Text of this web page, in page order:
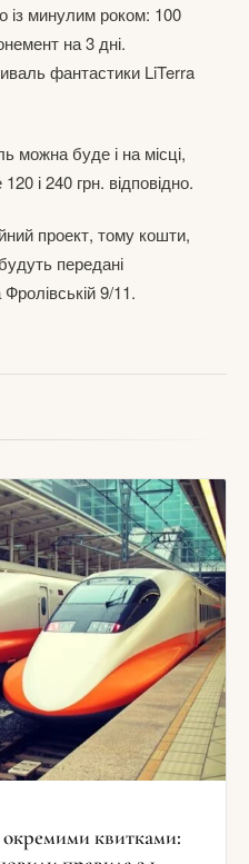
із минулим роком: 100
на 3 дні.
фантастики LiTerra
можна буде і на місці,
і 240 грн. відповідно.
проект, тому кошти,
передані
9/11.
квитками: